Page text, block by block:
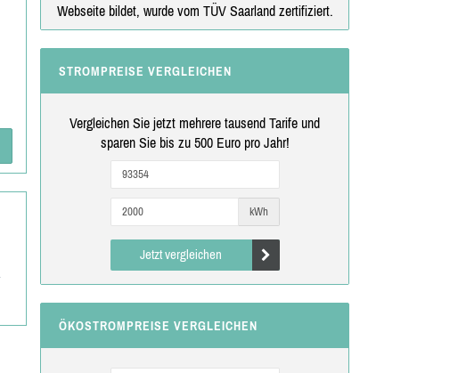
Webseite bildet, wurde vom TÜV Saarland zertifiziert.
STROMPREISE VERGLEICHEN
Vergleichen Sie jetzt mehrere tausend Tarife und
sparen Sie bis zu 500 Euro pro Jahr!
kWh
Jetzt vergleichen
ÖKOSTROMPREISE VERGLEICHEN